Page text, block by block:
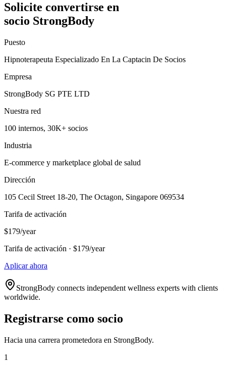
Solicite convertirse en
socio StrongBody
Puesto
Hipnoterapeuta Especializado En La Captacin De Socios
Empresa
StrongBody SG PTE LTD
Nuestra red
100 internos, 30K+ socios
Industria
E-commerce y marketplace global de salud
Dirección
105 Cecil Street 18-20, The Octagon, Singapore 069534
Tarifa de activación
$179/year
Tarifa de activación · $179/year
Aplicar ahora
StrongBody connects independent wellness experts with clients
worldwide.
Registrarse como socio
Hacia una carrera prometedora en StrongBody.
1